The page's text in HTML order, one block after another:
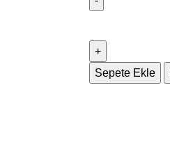
Sepete Ekle